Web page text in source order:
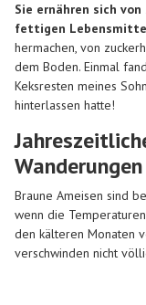
Sie ernähren sich
fettigen
hermachen, von
dem Boden. Einmal
Keksresten meines
hinterlassen hatte!
Wanderungen
Braune Ameisen sind
wenn die
den kälteren Monaten
verschwinden nicht